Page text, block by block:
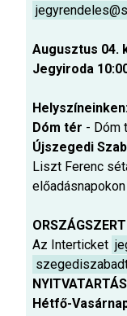
Augusztus 04.
Jegyiroda
Dóm tér - Dóm
Újszegedi
Liszt Ferenc
Az Interticket
NYITVATARTÁS
Hétfő-